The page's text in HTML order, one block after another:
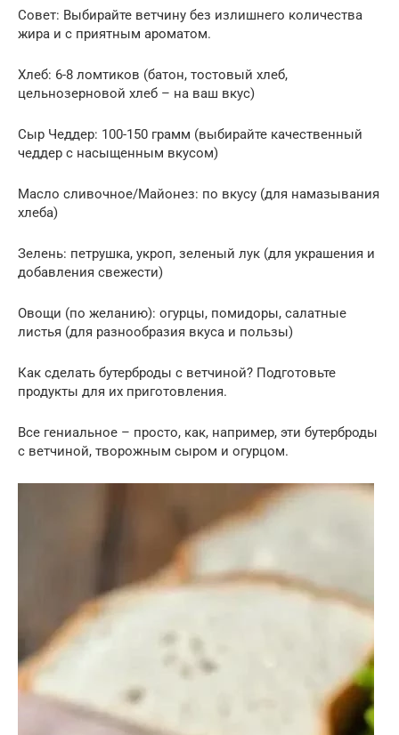
Совет: Выбирайте ветчину без излишнего количества
жира и с приятным ароматом.
Хлеб: 6-8 ломтиков (батон, тостовый хлеб,
цельнозерновой хлеб – на ваш вкус)
Сыр Чеддер: 100-150 грамм (выбирайте качественный
чеддер с насыщенным вкусом)
Масло сливочное/Майонез: по вкусу (для намазывания
хлеба)
Зелень: петрушка, укроп, зеленый лук (для украшения и
добавления свежести)
Овощи (по желанию): огурцы, помидоры, салатные
листья (для разнообразия вкуса и пользы)
Как сделать бутерброды с ветчиной? Подготовьте
продукты для их приготовления.
Все гениальное – просто, как, например, эти бутерброды
с ветчиной, творожным сыром и огурцом.